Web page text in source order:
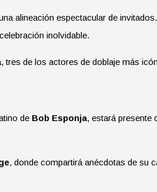
alineación espectacular de
inolvidable.
, tres de los actores de doblaje más
de Bob Esponja, estará presente
, donde compartirá anécdotas de su